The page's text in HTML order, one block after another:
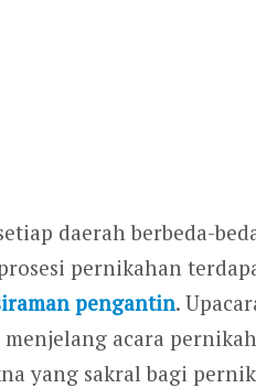
daerah berbeda-
pernikahan
pengantin.
menjelang acara
yang sakral bagi